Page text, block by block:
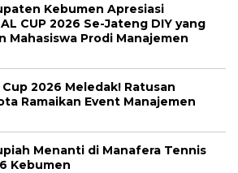
Kebumen Apresiasi
CUP 2026 Se-Jateng DIY yang
Mahasiswa Prodi Manajemen
2026 Meledak! Ratusan
Ramaikan Event Manajemen
Menanti di Manafera Tennis
Kebumen